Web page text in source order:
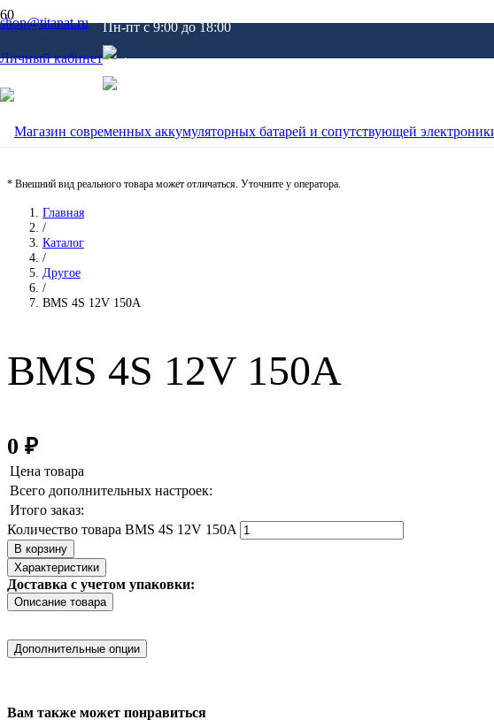
shop@titanat.ru
Личный кабинет
Пн-пт c 9:00 до 18:00
* Внешний вид реального товара может отличаться. Уточните у оператора.
Главная
/
Каталог
/
Другое
/
BMS 4S 12V 150A
BMS 4S 12V 150A
0 ₽
Цена товара
Всего дополнительных настроек:
Итого заказ:
Количество товара BMS 4S 12V 150A
В корзину
Характеристики
Доставка с учетом упаковки:
Описание товара
Дополнительные опции
Вам также может понравиться